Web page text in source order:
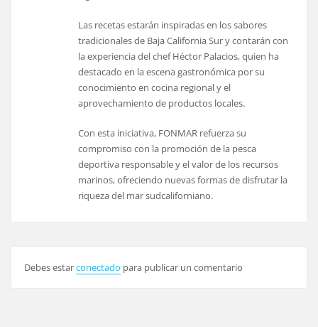
Las recetas estarán inspiradas en los sabores
tradicionales de Baja California Sur y contarán con
la experiencia del chef Héctor Palacios, quien ha
destacado en la escena gastronómica por su
conocimiento en cocina regional y el
aprovechamiento de productos locales.
Con esta iniciativa, FONMAR refuerza su
compromiso con la promoción de la pesca
deportiva responsable y el valor de los recursos
marinos, ofreciendo nuevas formas de disfrutar la
riqueza del mar sudcaliforniano.
Debes estarconectado para publicar un comentario